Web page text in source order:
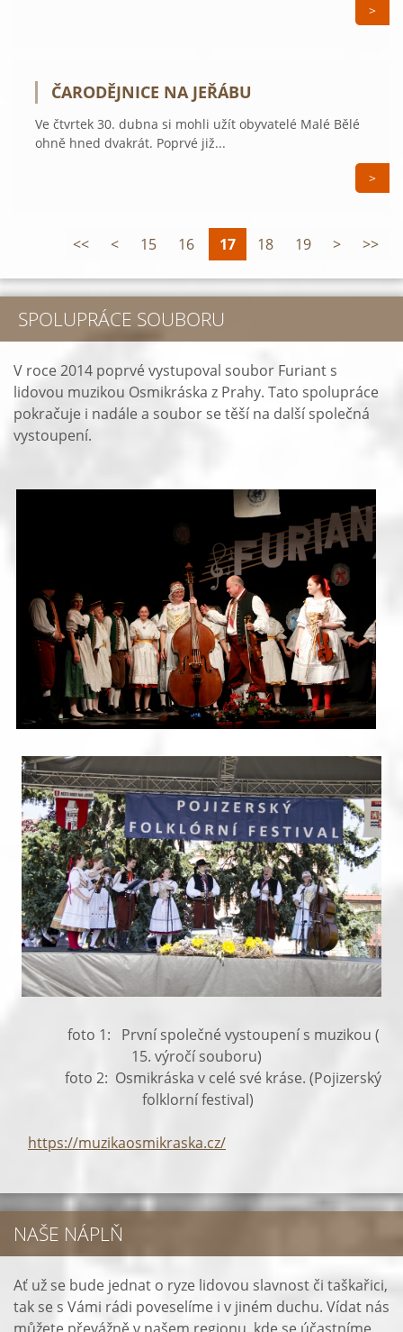
>
ČARODĚJNICE NA JEŘÁBU
Ve čtvrtek 30. dubna si mohli užít obyvatelé Malé Bělé
ohně hned dvakrát. Poprvé již...
>
<< < 15 16 17 18 19 > >>
SPOLUPRÁCE SOUBORU
V roce 2014 poprvé vystupoval soubor Furiant s
lidovou muzikou Osmikráska z Prahy. Tato spolupráce
pokračuje i nadále a soubor se těší na další společná
vystoupení.
foto 1: První společné vystoupení s muzikou (
15. výročí souboru)
foto 2: Osmikráska v celé své kráse. (Pojizerský
folklorní festival)
https://muzikaosmikraska.cz/
NAŠE NÁPLŇ
Ať už se bude jednat o ryze lidovou slavnost či taškařici,
tak se s Vámi rádi poveselíme i v jiném duchu. Vídat nás